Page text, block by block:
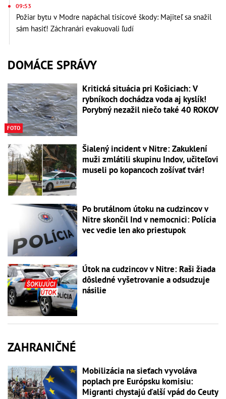
09:53
Požiar bytu v Modre napáchal tisícové škody: Majiteľ sa snažil
sám hasiť! Záchranári evakuovali ľudí
DOMÁCE SPRÁVY
FOTO
Kritická situácia pri Košiciach: V
rybníkoch dochádza voda aj kyslík!
Porybný nezažil niečo také 40 ROKOV
Šialený incident v Nitre: Zakuklení
muži zmlátili skupinu Indov, učiteľovi
museli po kopancoch zošívať tvár!
Po brutálnom útoku na cudzincov v
Nitre skončil Ind v nemocnici: Polícia
vec vedie len ako priestupok
Útok na cudzincov v Nitre: Raši žiada
dôsledné vyšetrovanie a odsudzuje
násilie
ZAHRANIČNÉ
Mobilizácia na sieťach vyvoláva
poplach pre Európsku komisiu:
Migranti chystajú ďalší vpád do Ceuty